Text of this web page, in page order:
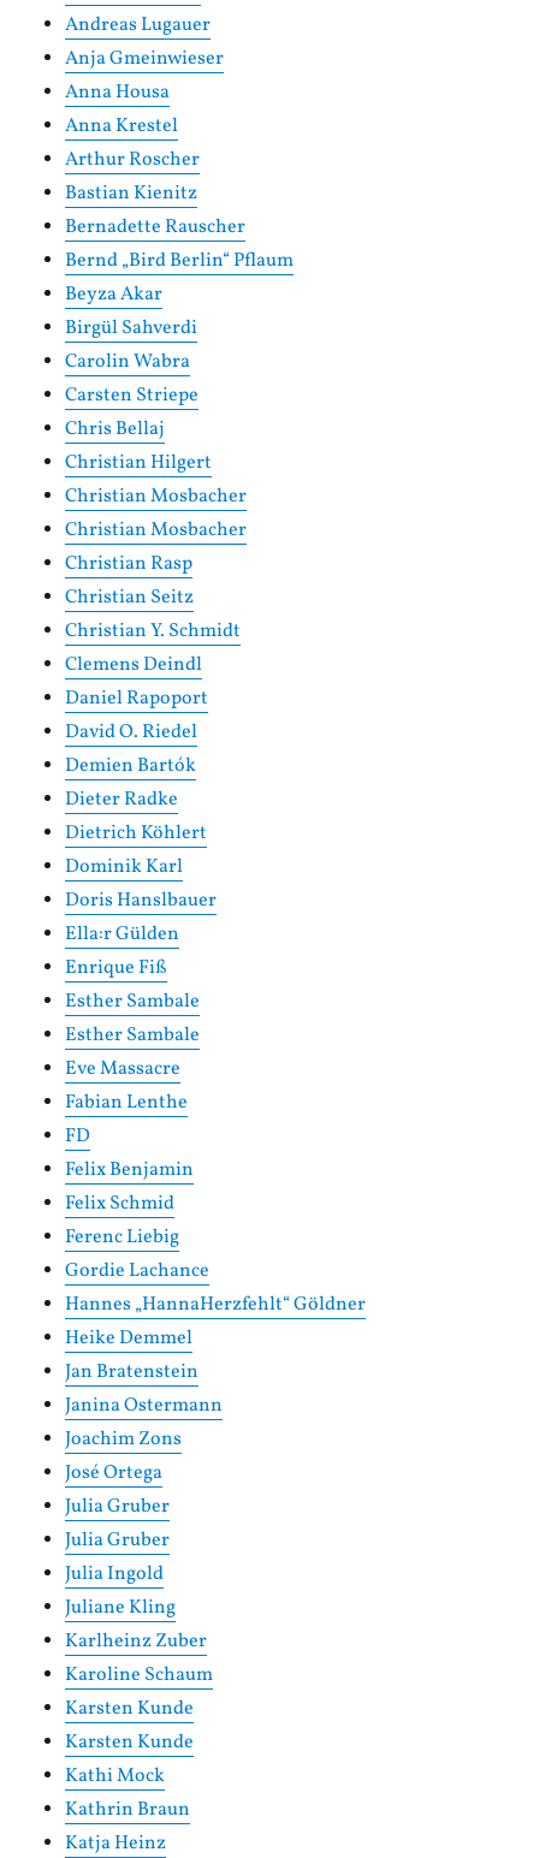
Andreas Lugauer
Anja Gmeinwieser
Anna Housa
Anna Krestel
Arthur Roscher
Bastian Kienitz
Bernadette Rauscher
Bernd „Bird Berlin“ Pflaum
Beyza Akar
Birgül Sahverdi
Carolin Wabra
Carsten Striepe
Chris Bellaj
Christian Hilgert
Christian Mosbacher
Christian Mosbacher
Christian Rasp
Christian Seitz
Christian Y. Schmidt
Clemens Deindl
Daniel Rapoport
David O. Riedel
Demien Bartók
Dieter Radke
Dietrich Köhlert
Dominik Karl
Doris Hanslbauer
Ella:r Gülden
Enrique Fiß
Esther Sambale
Esther Sambale
Eve Massacre
Fabian Lenthe
FD
Felix Benjamin
Felix Schmid
Ferenc Liebig
Gordie Lachance
Hannes „HannaHerzfehlt“ Göldner
Heike Demmel
Jan Bratenstein
Janina Ostermann
Joachim Zons
José Ortega
Julia Gruber
Julia Gruber
Julia Ingold
Juliane Kling
Karlheinz Zuber
Karoline Schaum
Karsten Kunde
Karsten Kunde
Kathi Mock
Kathrin Braun
Katja Heinz